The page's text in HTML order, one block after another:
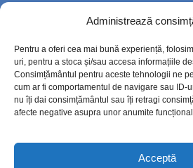
Administrează
Pentru a oferi cea mai bună experiență,
uri, pentru a stoca și/sau accesa informațiile
Consimțământul pentru aceste tehnologii ne
cum ar fi comportamentul de navigare sau ID-
nu îți dai consimțământul sau îți retragi
afecte negative asupra unor anumite
Acceptă
Contact
Politica de confidențialitate
Politică cookie-uri (UE)